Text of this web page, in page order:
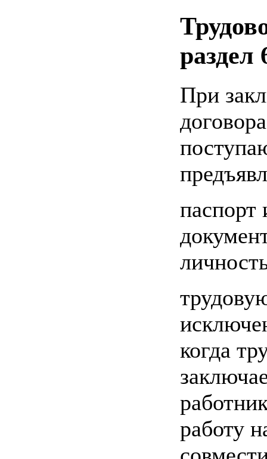
раздел
При
паспорт
когда
работу